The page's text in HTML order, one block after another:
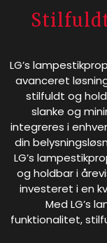
LG’s
avanceret
stilfuldt og
slanke og
integreres i
din
LG’s
og holdbar i
investeret i en
Med LG’s
funktionalitet,